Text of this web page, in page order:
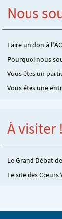
Nous
Faire un don à
Pourquoi nous
Vous êtes un
Vous êtes une
À visiter !
Le Grand Débat
Le site des Cœurs